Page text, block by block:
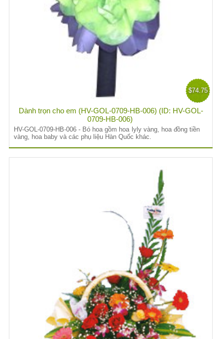
$74.75
Dành trọn cho em (HV-GOL-0709-HB-006) (ID: HV-GOL-
0709-HB-006)
HV-GOL-0709-HB-006 - Bó hoa gồm hoa lyly vàng, hoa đồng tiền
vàng, hoa baby và các phụ liệu Hàn Quốc khác.